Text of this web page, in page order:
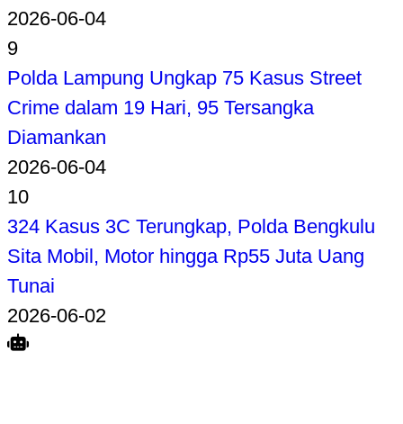
2026-06-04
9
Polda Lampung Ungkap 75 Kasus Street
Crime dalam 19 Hari, 95 Tersangka
Diamankan
2026-06-04
10
324 Kasus 3C Terungkap, Polda Bengkulu
Sita Mobil, Motor hingga Rp55 Juta Uang
Tunai
2026-06-02